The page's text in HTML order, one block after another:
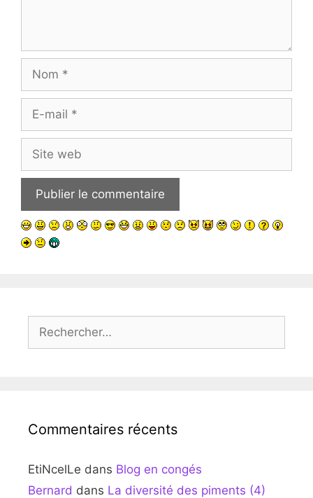
Nom
Site
web
Rechercher :
Commentaires récents
EtiNcelLe dans Blog en congés
Bernard dans La diversité des piments (4)